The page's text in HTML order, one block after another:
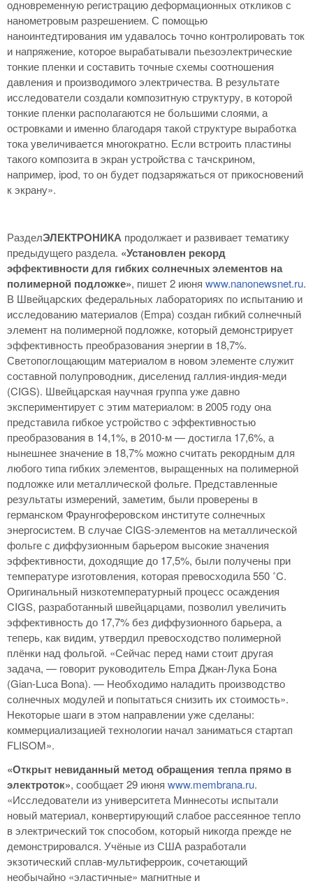
одновременную регистрацию деформационных откликов с
нанометровым разрешением. С помощью
наноинтедтирования им удавалось точно контролировать ток
и напряжение, которое вырабатывали пьезоэлектрические
тонкие пленки и составить точные схемы соотношения
давления и производимого электричества. В результате
исследователи создали композитную структуру, в которой
тонкие пленки располагаются не большими слоями, а
островками и именно благодаря такой структуре выработка
тока увеличивается многократно. Если встроить пластины
такого композита в экран устройства с тачскрином,
например, ipod, то он будет подзаряжаться от прикосновений
к экрану».
РазделЭЛЕКТРОНИКА продолжает и развивает тематику
предыдущего раздела. «Установлен рекорд
эффективности для гибких солнечных элементов на
полимерной подложке», пишет 2 июня www.nanonewsnet.ru.
В Швейцарских федеральных лабораториях по испытанию и
исследованию материалов (Empa) создан гибкий солнечный
элемент на полимерной подложке, который демонстрирует
эффективность преобразования энергии в 18,7%.
Светопоглощающим материалом в новом элементе служит
составной полупроводник, диселенид галлия-индия-меди
(CIGS). Швейцарская научная группа уже давно
экспериментирует с этим материалом: в 2005 году она
представила гибкое устройство с эффективностью
преобразования в 14,1%, в 2010-м — достигла 17,6%, а
нынешнее значение в 18,7% можно считать рекордным для
любого типа гибких элементов, выращенных на полимерной
подложке или металлической фольге. Представленные
результаты измерений, заметим, были проверены в
германском Фраунгоферовском институте солнечных
энергосистем. В случае CIGS-элементов на металлической
фольге с диффузионным барьером высокие значения
эффективности, доходящие до 17,5%, были получены при
температуре изготовления, которая превосходила 550 ˚C.
Оригинальный низкотемпературный процесс осаждения
CIGS, разработанный швейцарцами, позволил увеличить
эффективность до 17,7% без диффузионного барьера, а
теперь, как видим, утвердил превосходство полимерной
плёнки над фольгой. «Сейчас перед нами стоит другая
задача, — говорит руководитель Empa Джан-Лука Бона
(Gian-Luca Bona). — Необходимо наладить производство
солнечных модулей и попытаться снизить их стоимость».
Некоторые шаги в этом направлении уже сделаны:
коммерциализацией технологии начал заниматься стартап
FLISOM».
«Открыт невиданный метод обращения тепла прямо в
электроток», сообщает 29 июня www.membrana.ru.
«Исследователи из университета Миннесоты испытали
новый материал, конвертирующий слабое рассеянное тепло
в электрический ток способом, который никогда прежде не
демонстрировался. Учёные из США разработали
экзотический сплав-мультиферроик, сочетающий
необычайно «эластичные» магнитные и